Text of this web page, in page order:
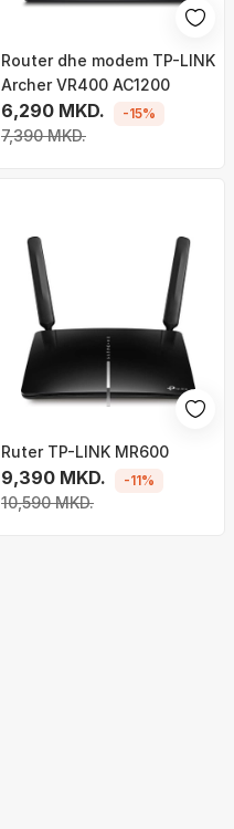
Router dhe modem TP-LINK
Archer VR400 AC1200
6,290 MKD.
7,390 MKD.
-15%
Ruter TP-LINK MR600
9,390 MKD.
10,590 MKD.
-11%